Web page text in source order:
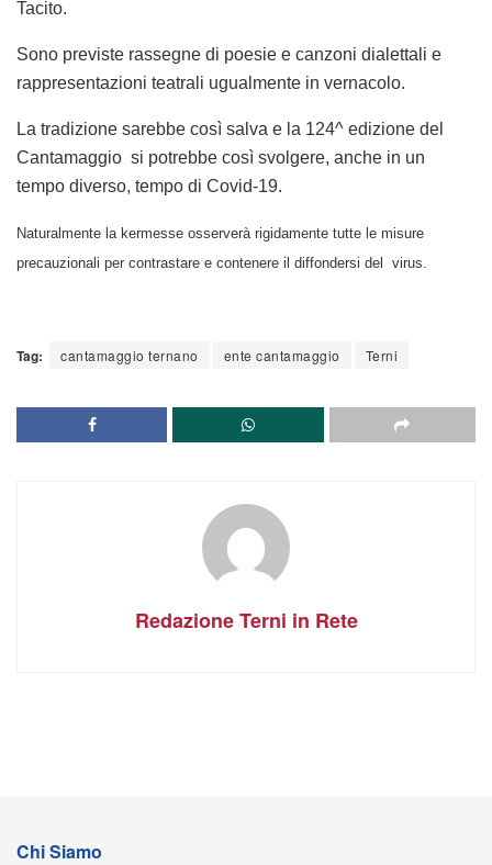
Tacito.
Sono previste rassegne di poesie e canzoni dialettali e
rappresentazioni teatrali ugualmente in vernacolo.
La tradizione sarebbe così salva e la 124^ edizione del
Cantamaggio si potrebbe così svolgere, anche in un
tempo diverso, tempo di Covid-19.
Naturalmente la kermesse osserverà rigidamente tutte le misure
precauzionali per contrastare e contenere il diffondersi del virus.
Tag: cantamaggio ternano ente cantamaggio Terni
Redazione Terni in Rete
Chi Siamo